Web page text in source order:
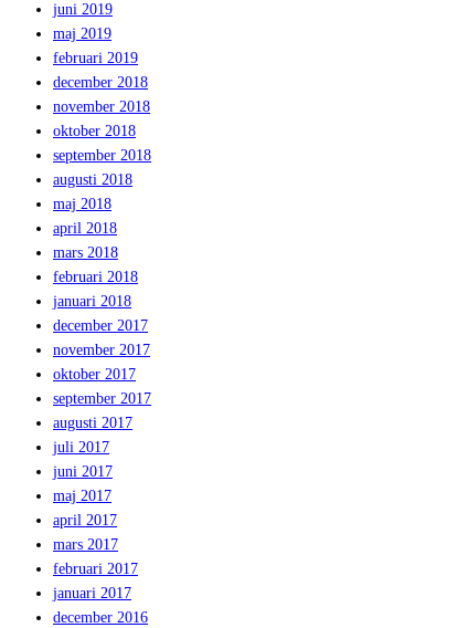
juni 2019
maj 2019
februari 2019
december 2018
november 2018
oktober 2018
september 2018
augusti 2018
maj 2018
april 2018
mars 2018
februari 2018
januari 2018
december 2017
november 2017
oktober 2017
september 2017
augusti 2017
juli 2017
juni 2017
maj 2017
april 2017
mars 2017
februari 2017
januari 2017
december 2016